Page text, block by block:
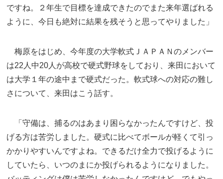
ですね。２年生で目標を達成できたのでまた来年選ばれる
ように、今日も絶対に結果を残そうと思ってやりました」
梅原をはじめ、今年度の大学軟式ＪＡＰＡＮのメンバー
は22人中20人が高校で硬式野球をしており、来田において
は大学１年の途中まで硬式だった。軟式球への対応の難し
さについて、来田はこう話す。
「守備は、捕るのはあまり困らなかったんですけど、投
げる方は苦労しました。硬式に比べてボールが軽くて引っ
かかりやすいんですよね。できるだけ全力で投げるように
していたら、いつのまにか投げられるようになりました。